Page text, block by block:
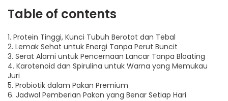
Table of contents
1. Protein Tinggi, Kunci Tubuh Berotot dan Tebal
2. Lemak Sehat untuk Energi Tanpa Perut Buncit
3. Serat Alami untuk Pencernaan Lancar Tanpa Bloating
4. Karotenoid dan Spirulina untuk Warna yang Memukau
Juri
5. Probiotik dalam Pakan Premium
6. Jadwal Pemberian Pakan yang Benar Setiap Hari